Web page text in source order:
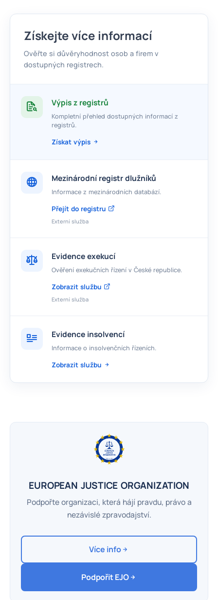
Získejte více informací
Ověřte si důvěryhodnost osob a firem v
dostupných registrech.
Výpis z registrů
Kompletní přehled dostupných informací z
registrů.
Získat výpis
Mezinárodní registr dlužníků
Informace z mezinárodních databází.
Přejít do registru
Externí služba
Evidence exekucí
Ověření exekučních řízení v České republice.
Zobrazit službu
Externí služba
Evidence insolvencí
Informace o insolvenčních řízeních.
Zobrazit službu
EUROPEAN JUSTICE ORGANIZATION
Podpořte organizaci, která hájí pravdu, právo a
nezávislé zpravodajství.
Více info
Podpořit EJO